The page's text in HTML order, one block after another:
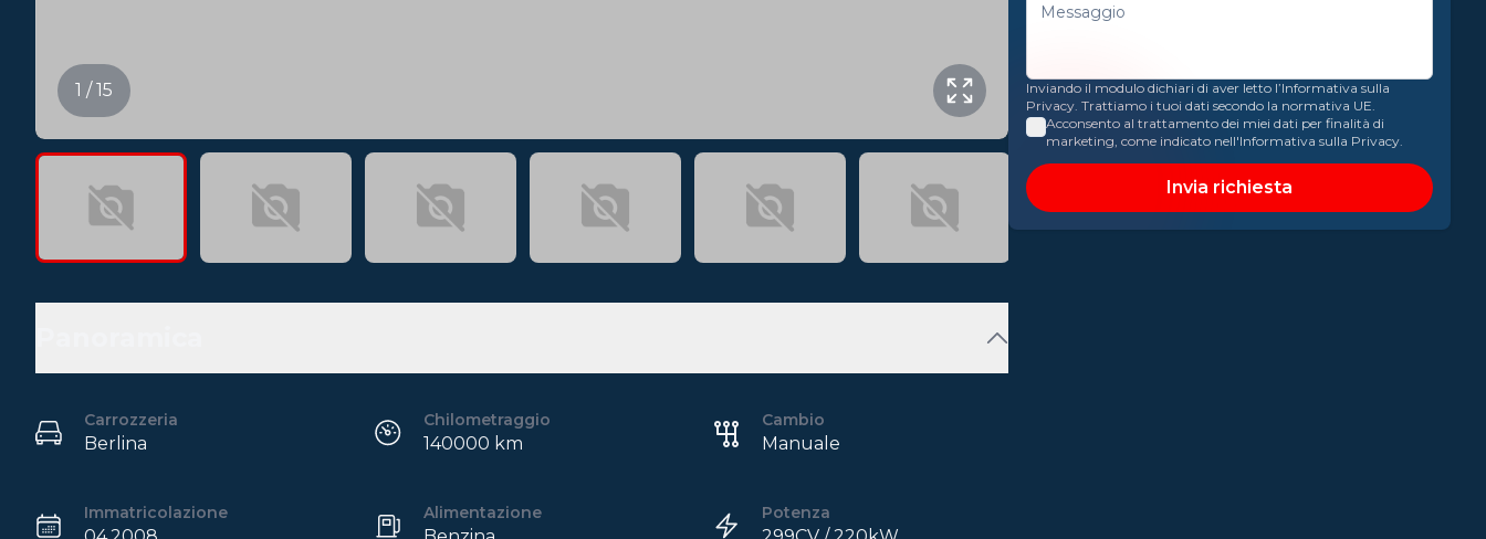
1 / 15
Carrozzeria
Berlina
Chilometraggio
140000 km
Cambio
Manuale
Immatricolazione Alimentazione Potenza
Inviando il modulo dichiari di aver letto l’Informativa sulla
Privacy. Trattiamo i tuoi dati secondo la normativa UE.
Acconsento al trattamento dei miei dati per finalità di
marketing, come indicato nell'Informativa sulla Privacy.
Invia richiesta